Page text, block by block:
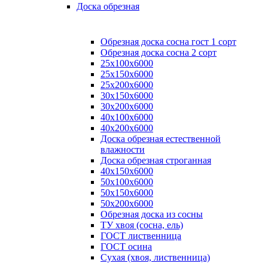
Доска обрезная
Обрезная доска сосна гост 1 сорт
Обрезная доска сосна 2 сорт
25х100х6000
25х150х6000
25х200х6000
30х150х6000
30х200х6000
40х100х6000
40х200х6000
Доска обрезная естественной
влажности
Доска обрезная строганная
40х150х6000
50х100х6000
50х150х6000
50х200х6000
Обрезная доска из сосны
ТУ хвоя (сосна, ель)
ГОСТ лиственница
ГОСТ осина
Сухая (хвоя, лиственница)